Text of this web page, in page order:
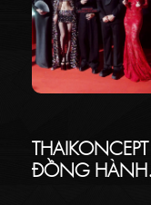
THAIKONCEPT
ĐỒNG HÀNH